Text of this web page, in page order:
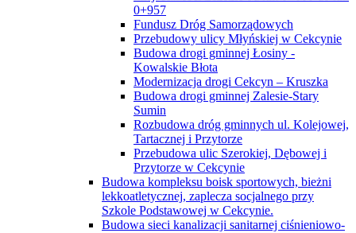
0+957
Fundusz Dróg Samorządowych
Przebudowy ulicy Młyńskiej w Cekcynie
Budowa drogi gminnej Łosiny -
Kowalskie Błota
Modernizacja drogi Cekcyn – Kruszka
Budowa drogi gminnej Zalesie-Stary
Sumin
Rozbudowa dróg gminnych ul. Kolejowej,
Tartacznej i Przytorze
Przebudowa ulic Szerokiej, Dębowej i
Przytorze w Cekcynie
Budowa kompleksu boisk sportowych, bieżni
lekkoatletycznej, zaplecza socjalnego przy
Szkole Podstawowej w Cekcynie.
Budowa sieci kanalizacji sanitarnej ciśnieniowo-